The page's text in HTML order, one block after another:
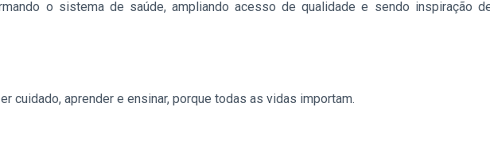
o sistema de saúde, ampliando acesso de qualidade e sendo inspiração
cuidado, aprender e ensinar, porque todas as vidas importam.